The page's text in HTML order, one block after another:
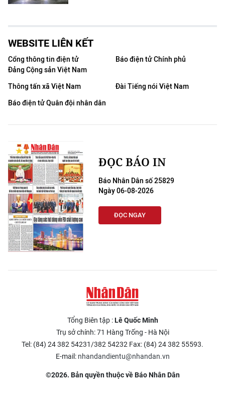
WEBSITE LIÊN KẾT
Cổng thông tin điện tử
Đảng Cộng sản Việt Nam
Báo điện tử Chính phủ
Thông tấn xã Việt Nam
Đài Tiếng nói Việt Nam
Báo điện tử Quân đội nhân dân
ĐỌC BÁO IN
Báo Nhân Dân số 25829
Ngày 06-08-2026
ĐỌC NGAY
Tổng Biên tập :Lê Quốc Minh
Trụ sở chính: 71 Hàng Trống - Hà Nội
Tel: (84) 24 382 54231/382 54232 Fax: (84) 24 382 55593.
E-mail: nhandandientu@nhandan.vn
©2026. Bản quyền thuộc về Báo Nhân Dân